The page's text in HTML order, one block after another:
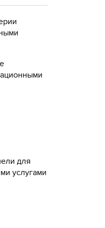
для
услугами